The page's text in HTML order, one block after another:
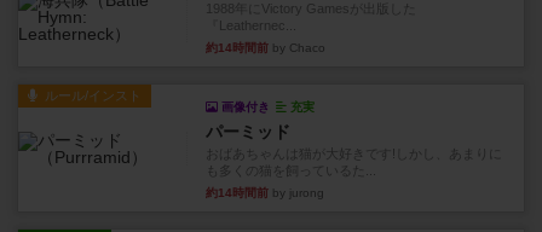
1988年にVictory Gamesが出版した
『Leathernec...
約14時間前 by Chaco
ルール/インスト
画像付き 充実
パーミッド
おばあちゃんは猫が大好きです!しかし、あまりに
も多くの猫を飼っているた...
約14時間前 by jurong